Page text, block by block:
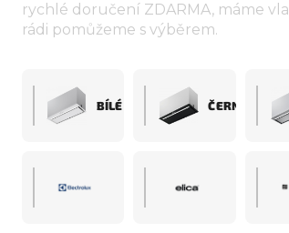
rychlé doručení ZDARMA, máme
rádi pomůžeme s výběrem.
BÍLÉ ČERNÉ